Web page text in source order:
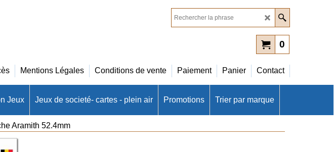
0
Mentions Légales Conditions de vente Paiement Panier Contact
Jeux Jeux de societé- cartes - plein air Promotions Trier par marque
Aramith 52.4mm